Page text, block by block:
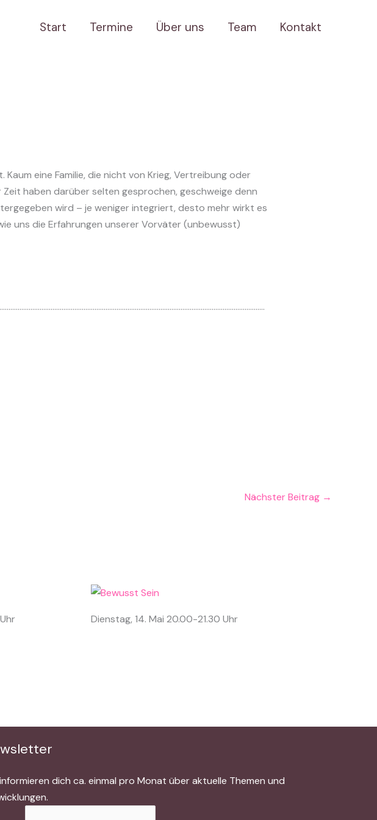
Start Termine Über uns Team Kontakt
eine Familie, die nicht von Krieg, Vertreibung oder
haben darüber selten gesprochen, geschweige denn
wird – je weniger integriert, desto mehr wirkt es
uns die Erfahrungen unserer Vorväter (unbewusst)
Nächster Beitrag →
Dienstag, 14. Mai 20.00-21.30 Uhr
dich ca. einmal pro Monat über aktuelle Themen und